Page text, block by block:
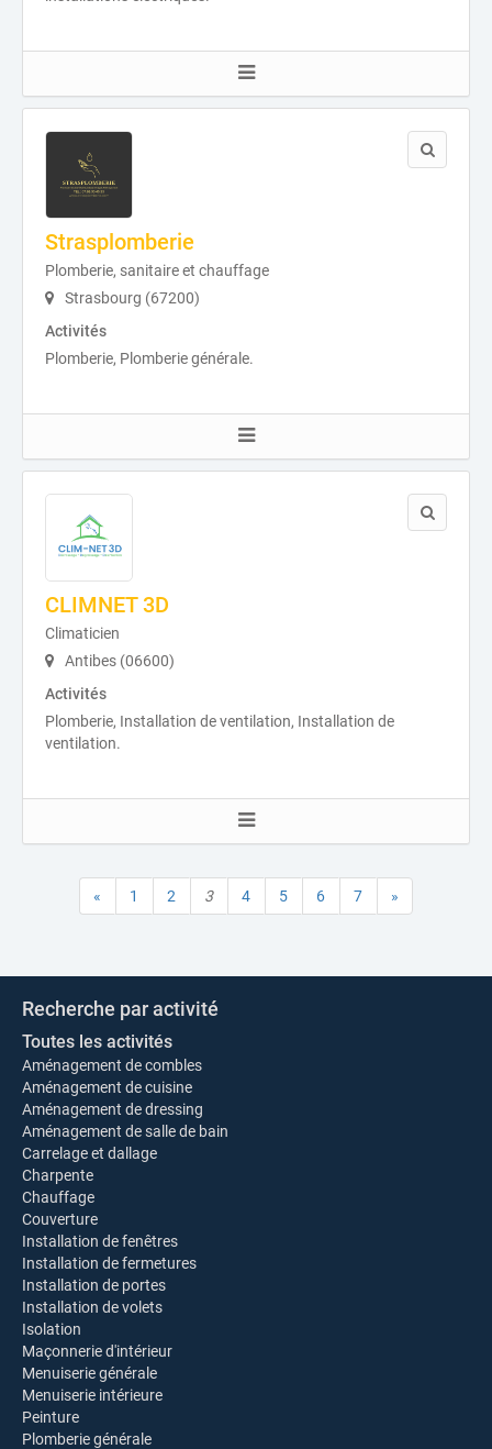
Strasplomberie
Plomberie, sanitaire et chauffage
Strasbourg (67200)
Activités
Plomberie, Plomberie générale.
CLIMNET 3D
Climaticien
Antibes (06600)
Activités
Plomberie, Installation de ventilation, Installation de
ventilation.
« 1 2 3 4 5 6 7 »
Recherche par activité
Toutes les activités
Aménagement de combles
Aménagement de cuisine
Aménagement de dressing
Aménagement de salle de bain
Carrelage et dallage
Charpente
Chauffage
Couverture
Installation de fenêtres
Installation de fermetures
Installation de portes
Installation de volets
Isolation
Maçonnerie d'intérieur
Menuiserie générale
Menuiserie intérieure
Peinture
Plomberie générale